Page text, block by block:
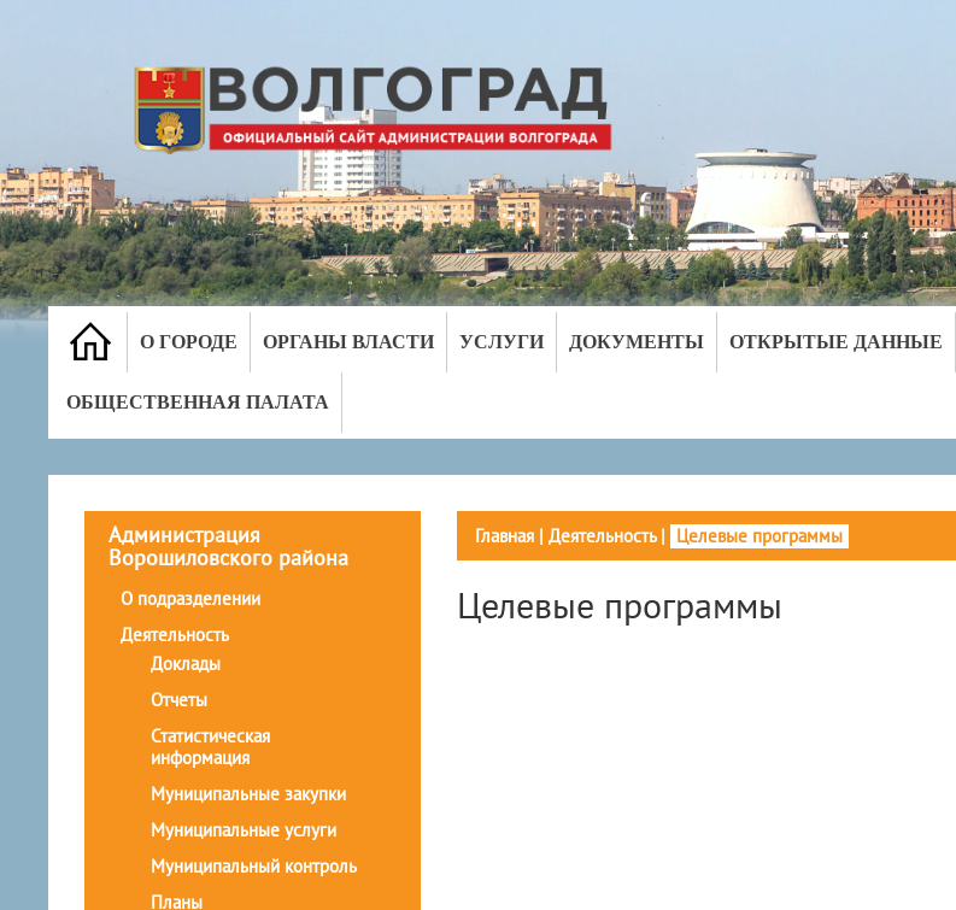
О ГОРОДЕ ОРГАНЫ ВЛАСТИ УСЛУГИ ДОКУМЕНТЫ ОТКРЫТЫЕ ДАННЫЕ
ОБЩЕСТВЕННАЯ ПАЛАТА
Администрация
Ворошиловского района
О подразделении
Деятельность
Доклады
Отчеты
Статистическая
информация
Муниципальные закупки
Муниципальные услуги
Муниципальный контроль
Планы
Главная| Деятельность| Целевые программы
Целевые программы